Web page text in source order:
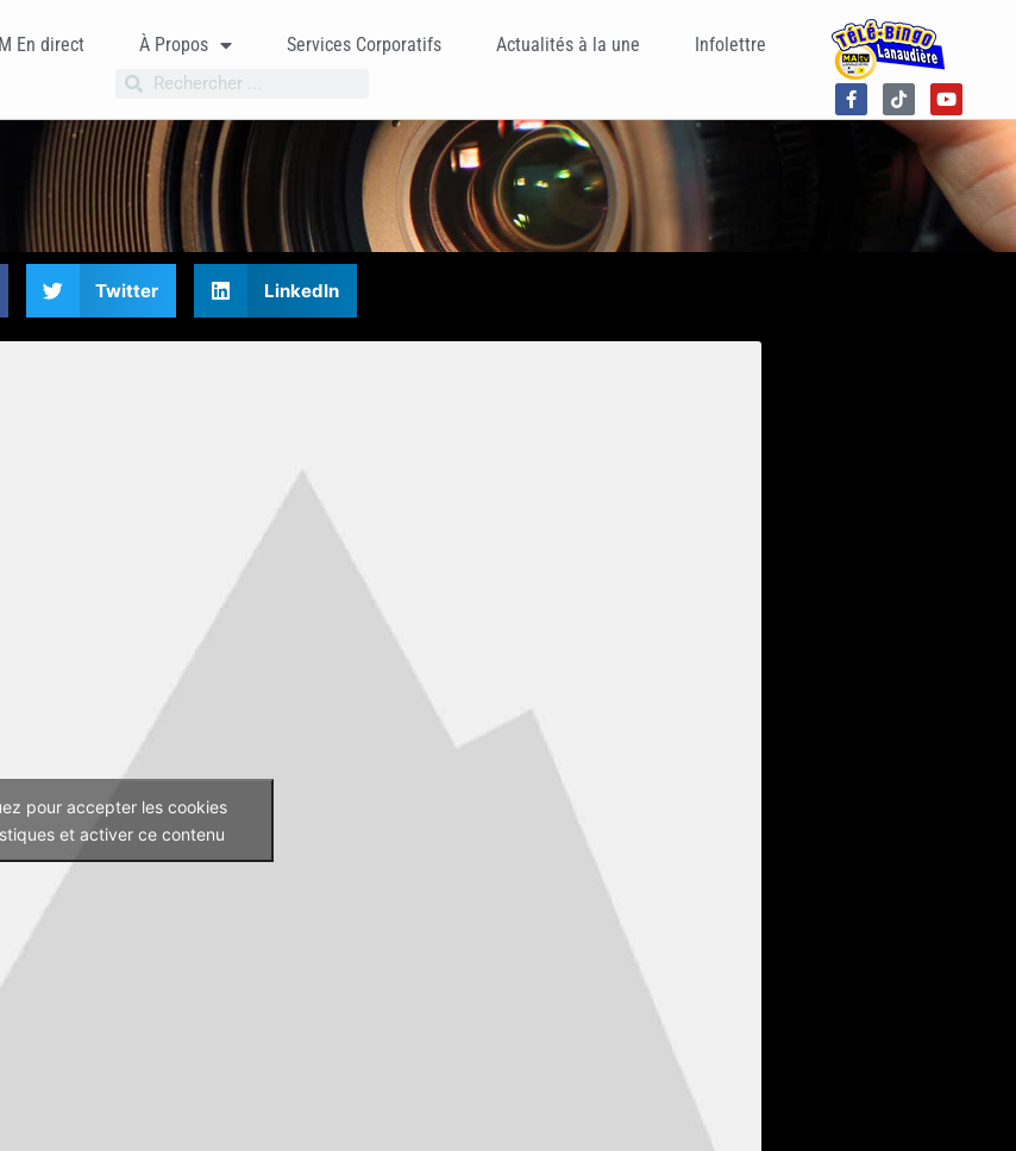
En direct À Propos Services Corporatifs Actualités à la une Infolettre
Twitter LinkedIn
pour accepter les cookies
et activer ce contenu